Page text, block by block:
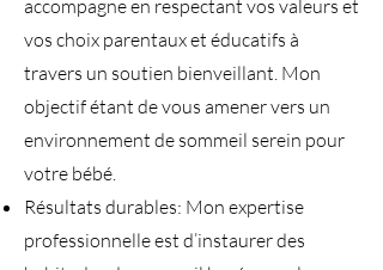
accompagne en respectant vos valeurs et
vos choix parentaux et éducatifs à
travers un soutien bienveillant. Mon
objectif étant de vous amener vers un
environnement de sommeil serein pour
votre bébé.
Résultats durables: Mon expertise
professionnelle est d’instaurer des